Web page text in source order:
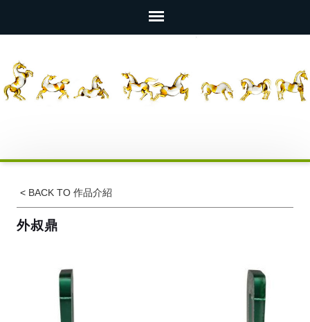
<BACK TO 作品介紹
外叔鼎